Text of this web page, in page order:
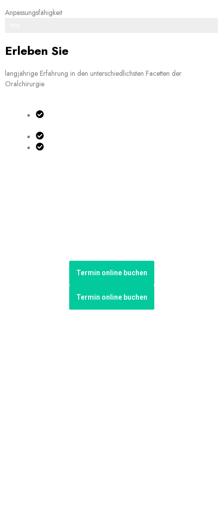
Anpassungsfähigkeit
Erleben Sie
langjährige Erfahrung in den unterschiedlichsten Facetten der
Oralchirurgie
Termin online buchen
Termin online buchen